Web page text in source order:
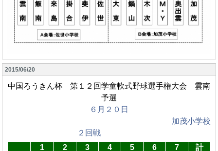
2015/06/20
中国ろうきん杯 第１２回学童軟式野球選手権大会 雲南
予選
６月２０日
加茂小学校
２回戦
1
2 3 4 5 6 7
計